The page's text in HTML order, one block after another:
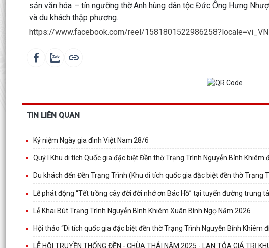
sản văn hóa – tín ngưỡng thờ Anh hùng dân tộc Đức Ông Hưng
và du khách thập phương.
https://www.facebook.com/reel/1581801522986258?locale=vi_VN
TIN LIÊN QUAN
Kỷ niệm Ngày gia đình Việt Nam 28/6
Quý I Khu di tích Quốc gia đặc biệt Đền thờ Trạng Trình Nguyễn Bỉnh
Du khách đến Đền Trạng Trình (Khu di tích quốc gia đặc biệt đền thờ Trạng
Lễ phát động “Tết trồng cây đời đời nhớ ơn Bác Hồ” tại tuyến đường trung
Lễ Khai Bút Trạng Trình Nguyễn Bình Khiêm Xuân Bính Ngọ Năm 2026
Hội thảo “Di tích quốc gia đặc biệt đền thờ Trạng Trình Nguyễn Bỉnh Khiêm
LỄ HỘI TRUYỀN THỐNG ĐỀN - CHÙA THÁI NĂM 2025 - LAN TỎA GIÁ TRỊ